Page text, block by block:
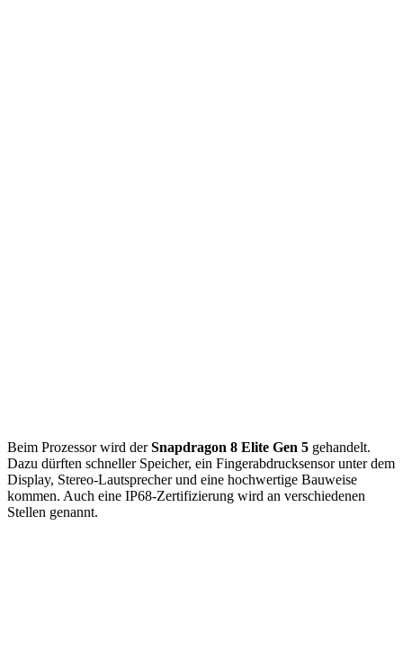
Beim Prozessor wird derSnapdragon 8 Elite Gen 5 gehandelt.
Dazu dürften schneller Speicher, ein Fingerabdrucksensor unter dem
Display, Stereo-Lautsprecher und eine hochwertige Bauweise
kommen. Auch eine IP68-Zertifizierung wird an verschiedenen
Stellen genannt.